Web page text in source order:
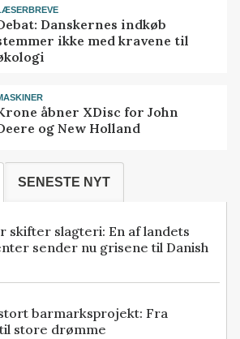
Danskernes indkøb
ikke med kravene til
åbner XDisc for John
og New Holland
SENESTE NYT
skifter slagteri: En af landets
sender nu grisene til Danish
barmarksprojekt: Fra
store drømme